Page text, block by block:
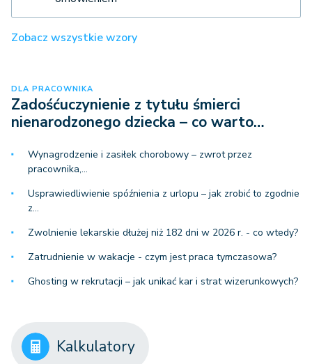
Zobacz wszystkie wzory
DLA PRACOWNIKA
Zadośćuczynienie z tytułu śmierci
nienarodzonego dziecka – co warto…
Wynagrodzenie i zasiłek chorobowy – zwrot przez
pracownika,…
Usprawiedliwienie spóźnienia z urlopu – jak zrobić to zgodnie
z…
Zwolnienie lekarskie dłużej niż 182 dni w 2026 r. - co wtedy?
Zatrudnienie w wakacje - czym jest praca tymczasowa?
Ghosting w rekrutacji – jak unikać kar i strat wizerunkowych?
Kalkulatory